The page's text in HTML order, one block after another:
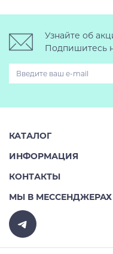
Узнайте об
Подпишитесь
КАТАЛОГ
Багажник на крышу
Автобоксы
Крепления
Крепления лыж и
Рейлинги на авто
ИНФОРМАЦИЯ
Аренда
Ремонт
Доставка
Оплата
КОНТАКТЫ
Телефон: 8 (495)
Бесплатно РФ:
E-mail:
МЫ В МЕССЕНДЖЕРАХ